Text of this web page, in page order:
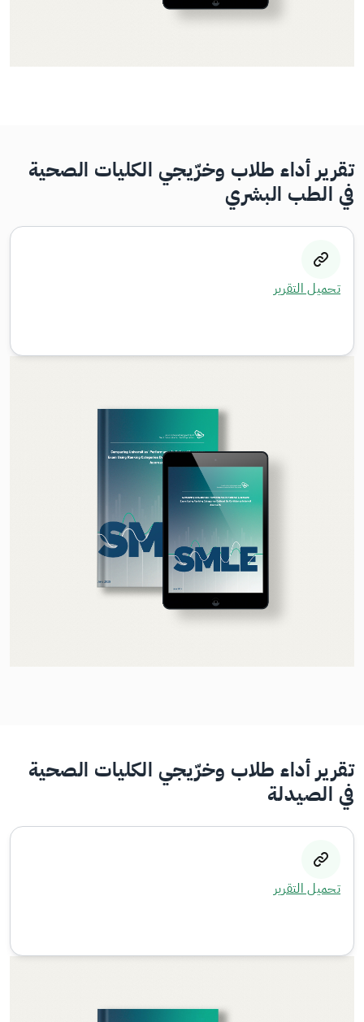
تقرير أداء طلاب وخرّيجي الكليات الصحية
في الطب البشري
تحميل التقرير
تقرير أداء طلاب وخرّيجي الكليات الصحية
في الصيدلة
تحميل التقرير